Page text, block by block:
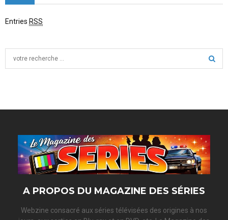
Entries RSS
C
A PROPOS DU MAGAZINE DES SÉRIES
Webzine consacré aux séries télévisées des origines à nos